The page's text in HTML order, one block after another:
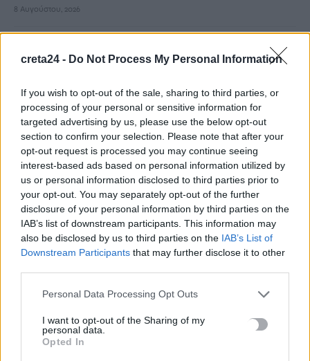
creta24 - Do Not Process My Personal Information
If you wish to opt-out of the sale, sharing to third parties, or
processing of your personal or sensitive information for
targeted advertising by us, please use the below opt-out
section to confirm your selection. Please note that after your
opt-out request is processed you may continue seeing
interest-based ads based on personal information utilized by
us or personal information disclosed to third parties prior to
your opt-out. You may separately opt-out of the further
disclosure of your personal information by third parties on the
IAB’s list of downstream participants. This information may
also be disclosed by us to third parties on the IAB’s List of
Downstream Participants that may further disclose it to other
Personal Data Processing Opt Outs
I want to opt-out of the Sharing of my
personal data.
Opted In
8 Αυγούστου, 2026
Δεκαπενταύγουστου – Γεμάτα αναχωρούν τα πλοία
Καύσωνας και υψηλή ζήτηση εκτοξεύουν τις τιμές ρεύματος
8 Αυγούστου, 2026
Πότε λήγουν τα προγράμματα «Ανακαίνιση Κατοικίας» και
«Σπίτι μου ΙΙ»
8 Αυγούστου, 2026
Μόνιμοι διορισμοί εκπαιδευτικών: Μέχρι πότε γίνεται η
Αμπελάρδο ντε λα Εσπριέγια: Ποιος είναι ο νέος πρόεδρος της
Κολομβίας – Ο «Τίγρης» εκατομμυριούχος
8 Αυγούστου, 2026